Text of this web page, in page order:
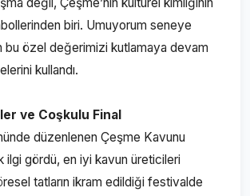
biri. Umuyorum seneye
bu özel değerimizi kutlamaya devam
kullandı.
ve Coşkulu Final
düzenlenen Çeşme Kavunu
ilgi gördü, en iyi kavun üreticileri
tatların ikram edildiği festivalde